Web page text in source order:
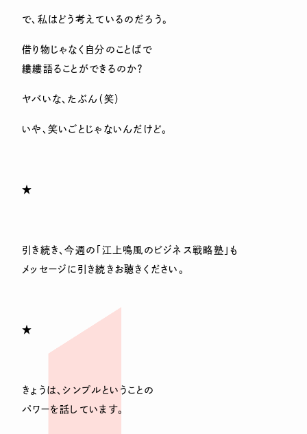
で、私はどう考えているのだろう。
借り物じゃなく自分のことばで
縷縷語ることができるのか？
ヤバいな、たぶん（笑）
いや、笑いごとじゃないんだけど。
★
引き続き、今週の「江上鳴風のビジネス戦略塾」も
メッセージに引き続きお聴きください。
★
きょうは、シンプルということの
パワーを話しています。